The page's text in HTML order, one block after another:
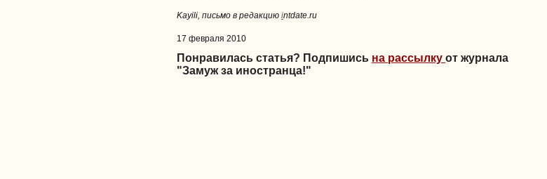
Kayili, письмо в редакцию intdate.ru
17 февраля 2010
Понравилась статья? Подпишись на рассылку от журнала
"Замуж за иностранца!"